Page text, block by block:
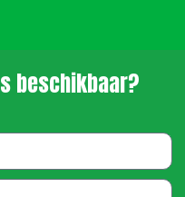
beschikbaar?